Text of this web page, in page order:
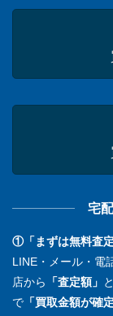
宅
①「まずは無料査定
LINE・メール・電
店から
「査定額」 と
で 「買取金額が確定